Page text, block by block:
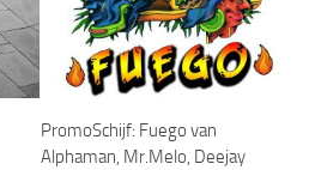
PromoSchijf: Fuego van
Alphaman, Mr.Melo, Deejay